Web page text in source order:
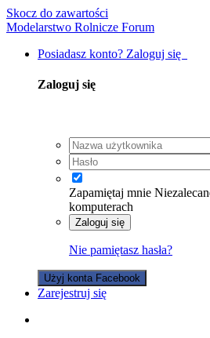
Skocz do zawartości
Modelarstwo Rolnicze Forum
Posiadasz konto? Zaloguj się
Zaloguj się
Zapamiętaj mnie
komputerach
Zaloguj się
Nie pamiętasz hasła?
Użyj konta Facebook
Zarejestruj się